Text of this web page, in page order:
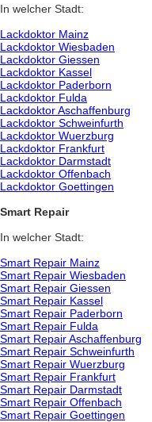
In welcher Stadt:
Lackdoktor Mainz
Lackdoktor Wiesbaden
Lackdoktor Giessen
Lackdoktor Kassel
Lackdoktor Paderborn
Lackdoktor Fulda
Lackdoktor Aschaffenburg
Lackdoktor Schweinfurth
Lackdoktor Wuerzburg
Lackdoktor Frankfurt
Lackdoktor Darmstadt
Lackdoktor Offenbach
Lackdoktor Goettingen
Smart Repair
In welcher Stadt:
Smart Repair Mainz
Smart Repair Wiesbaden
Smart Repair Giessen
Smart Repair Kassel
Smart Repair Paderborn
Smart Repair Fulda
Smart Repair Aschaffenburg
Smart Repair Schweinfurth
Smart Repair Wuerzburg
Smart Repair Frankfurt
Smart Repair Darmstadt
Smart Repair Offenbach
Smart Repair Goettingen